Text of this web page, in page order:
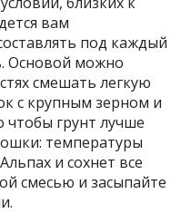
вам
под каждый
Основой можно
смешать легкую
с крупным зерном и
грунт лучше
температуры
и сохнет все
смесью и засыпайте